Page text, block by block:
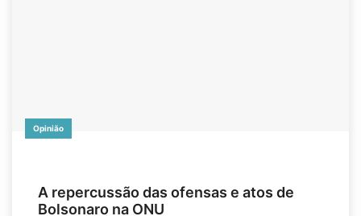
Opinião
A repercussão das ofensas e atos de
Bolsonaro na ONU